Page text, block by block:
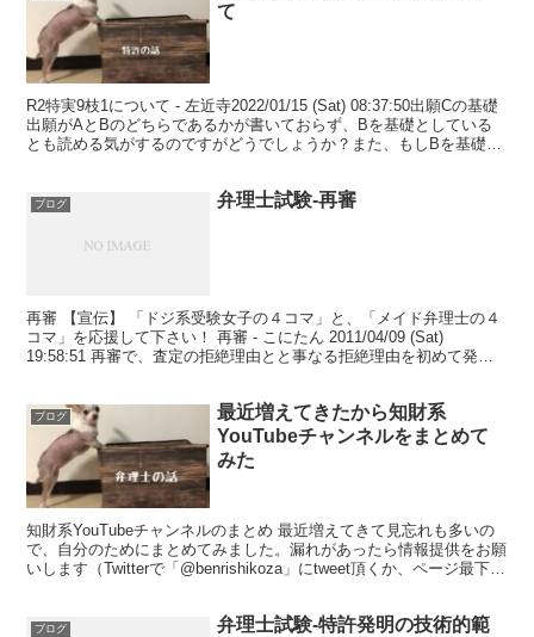
て
R2特実9枝1について - 左近寺2022/01/15 (Sat) 08:37:50出願Cの基礎
出願がAとBのどちらであるかが書いておらず、Bを基礎としている
とも読める気がするのですがどうでしょうか？また、もしBを基礎出
ブログ 弁理士試験-再審
再審 【宣伝】 「ドジ系受験女子の４コマ」と、「メイド弁理士の４
コマ」を応援して下さい！ 再審 - こにたん 2011/04/09 (Sat)
19:58:51 再審で、査定の拒絶理由とと事なる拒絶理由を初めて発見
ブログ
最近増えてきたから知財系
YouTubeチャンネルをまとめて
みた
知財系YouTubeチャンネルのまとめ 最近増えてきて見忘れも多いの
で、自分のためにまとめてみました。漏れがあったら情報提供をお願
いします（Twitterで「@benrishikoza」にtweet頂くか、ページ最下部
ブログ
弁理士試験-特許発明の技術的範